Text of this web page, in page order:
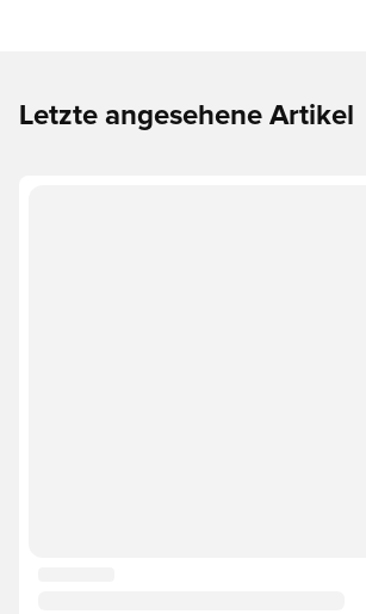
Letzte angesehene Artikel